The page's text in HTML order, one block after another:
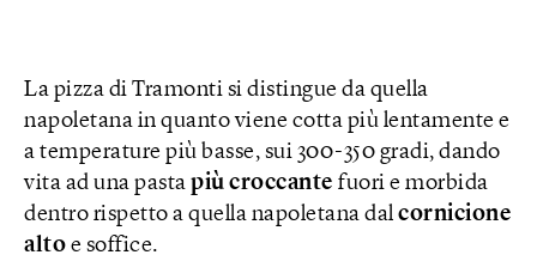
La pizza di Tramonti si distingue da quella
napoletana in quanto viene cotta più lentamente e
a temperature più basse, sui 300-350 gradi, dando
vita ad una pasta più croccante fuori e morbida
dentro rispetto a quella napoletana dal cornicione
alto e soffice.